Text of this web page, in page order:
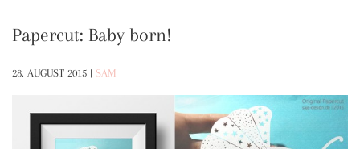
Papercut: Baby born!
28. AUGUST 2015 | SAM